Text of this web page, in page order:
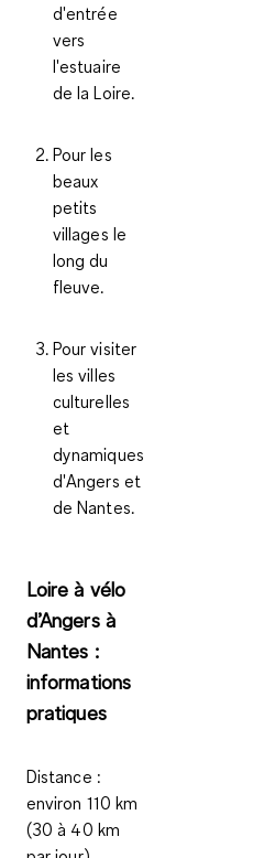
d'entrée
vers
l'estuaire
de la Loire.
Pour les
beaux
petits
villages le
long du
fleuve.
Pour visiter
lesvilles
culturelles
et
dynamiques
d'Angers et
de Nantes.
Loire à vélo
d’Angers à
Nantes :
informations
pratiques
Distance :
environ 110 km
(30 à 40 km